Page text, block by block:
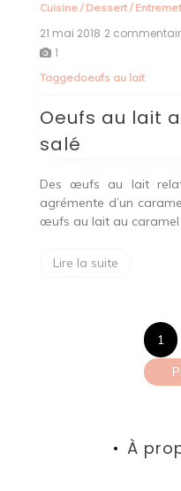
Cuisine/ Dessert/ Entremet
21 mai 2018 2
1
Taggedoeufs au lait
Oeufs au lait
salé
Des œufs au lait
agrémente d’un
œufs au lait au
Lire la suite
1
À